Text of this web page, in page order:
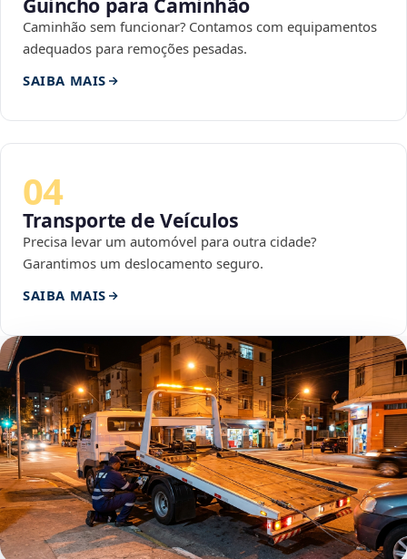
Caminhão sem funcionar? Contamos com equipamentos
adequados para remoções pesadas.
SAIBA MAIS
04
Transporte de Veículos
Precisa levar um automóvel para outra cidade?
Garantimos um deslocamento seguro.
SAIBA MAIS